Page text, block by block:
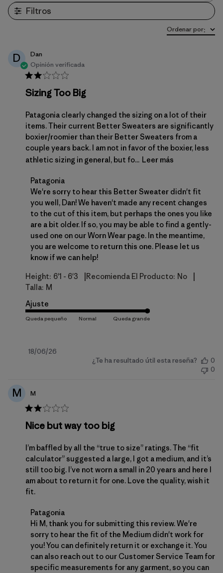
Filtros
Ordenar por:
D
Dan
Opinión verificada
Sizing Too Big
Patagonia clearly changed the sizing on a lot of their
items. Their current Better Sweaters are significantly
boxier/roomier than their Better Sweaters from a
couple years back. I am not in favor of the boxier, less
athletic sizing in general, but fo... Leer más
Comentarios del propietario de la tienda sobre la
Patagonia
We're sorry to hear this Better Sweater didn't fit
you well, Dan! We haven't made any recent changes
to the cut of this item, but perhaps the ones you like
are a bit older. If so, you may be able to find a gently-
used one on our Worn Wear page. In the meantime,
you are welcome to return this one. Please let us
know if we can help!
Height: 6'1 - 6'3 Recomienda El Producto: No
Talla: M
Ajuste
Fecha
18/06/26
¿Te ha resultado útil esta reseña?
0
0
M M
Nice but way too big
I’m baffled by all the “true to size” ratings. The “fit
calculator” suggested a large, I got a medium, and it’s
still too big. I’ve not worn a small in 20 years and here I
am about to return it for one. Love the quality, wish it
fit.
Comentarios del propietario de la tienda sobre la
Patagonia
Hi M, thank you for submitting this review. We're
sorry to hear the fit of the Medium didn't work for
you! You can definitely return it or exchange it. You
can also reach out to our Customer Service Team for
specific measurements for any garment, so you can